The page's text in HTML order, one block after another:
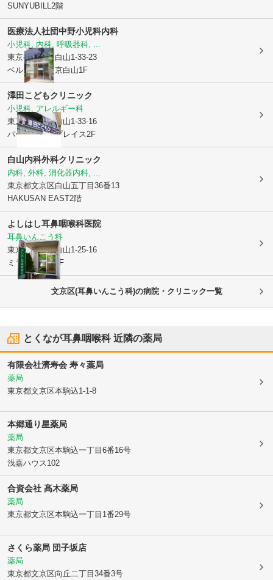
SUNYUBILL2階
医療法人社団中野小児科内科
小児科, 内科, 呼吸器科, ...
東京都文京区白山1-33-23
ベルメゾン文京白山1F
澤田こどもクリニック
小児科, アレルギー科
東京都文京区白山1-33-16
パークコートプレイス2F
白山内科外科クリニック
内科, 外科, 消化器内科, ...
東京都文京区白山五丁目36番13
HAKUSAN EAST2階
よしはし耳鼻咽喉科医院
耳鼻いんこう科
東京都文京区白山1-25-16
ミラーユ白山1F
文京区(耳鼻いんこう科)の病院・クリニック一覧
とくなが耳鼻咽喉科近隣の薬局
有限会社濟寿会 寿々薬局
薬局
東京都文京区本駒込1-1-8
本郷通り星薬局
薬局
東京都文京区本駒込一丁目6番16号
浅嘉ハウス102
合資会社 髙木薬局
薬局
東京都文京区本駒込一丁目1番29号
さくら薬局 団子坂店
薬局
東京都文京区向丘二丁目34番3号